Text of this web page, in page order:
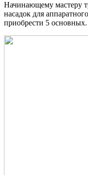
Начинающему мастеру
насадок для
приобрести 5 основных.